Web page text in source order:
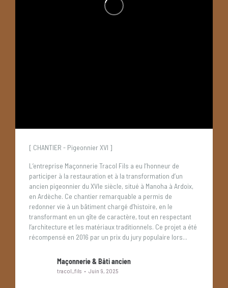
[ CHANTIER - Pigeonnier XVI ]
L’entreprise Maçonnerie Tracol Fils a eu l’honneur de
participer à la restauration et à la transformation d’un
ancien pigeonnier du XVIe siècle, situé à Manoha à Ardoix,
en Ardèche. Ce chantier remarquable a permis de
redonner vie à un bâtiment chargé d’histoire, en le
transformant en un gîte de caractère, tout en respectant
l’architecture et les matériaux traditionnels. Ce projet a été
récompensé en 2016 par un prix du jury populaire lors...
Maçonnerie & Bâti ancien
tracol_fils Juin 9, 2025